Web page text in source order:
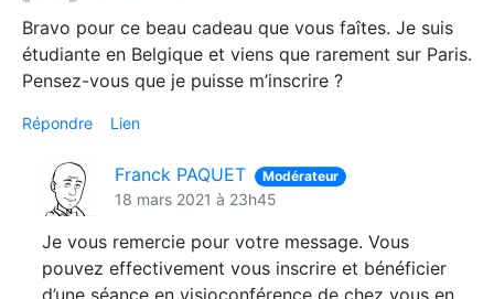
Bravo pour ce beau cadeau que vous faîtes. Je suis
étudiante en Belgique et viens que rarement sur Paris.
Pensez-vous que je puisse m’inscrire ?
Répondre Lien
Franck PAQUET Modérateur
18 mars 2021 à 23h45
Je vous remercie pour votre message. Vous
pouvez effectivement vous inscrire et bénéficier